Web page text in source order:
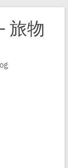
旅物